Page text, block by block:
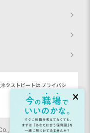
クストビートは プライバシ
Ltd.